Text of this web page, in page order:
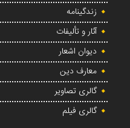
زندگینامه
آثار و تألیفات
دیوان اشعار
معارف دین
گالری تصاویر
گالری فیلم